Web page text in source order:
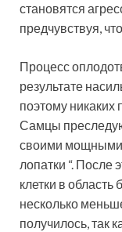
становятся
предчувствуя,
Процесс
результате
поэтому никаких
Самцы
своими мощными
лопатки “. После
клетки в
несколько
получилось, так